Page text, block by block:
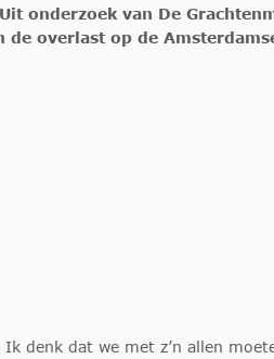
onderzoek van De
overlast op de
denk dat we met z’n allen